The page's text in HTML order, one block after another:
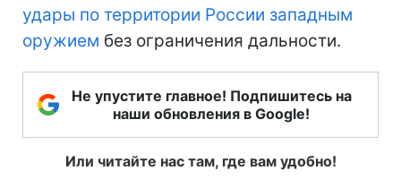
удары по территории России западным
оружием без ограничения дальности.
Не упустите главное! Подпишитесь на
наши обновления в Google!
Или читайте нас там, где вам удобно!